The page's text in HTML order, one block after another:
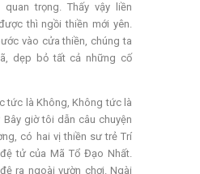
trọng. Thấy vậy liền
thì ngồi thiền mới yên.
vào cửa thiền, chúng ta
dẹp bỏ tất cả những cố
tức là Không, Không tức là
Bây giờ tôi dẫn câu chuyện
có hai vị thiền sư trẻ Trí
tử của Mã Tổ Đạo Nhất.
ra ngoài vườn chơi. Ngài